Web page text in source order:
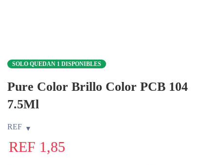
SOLO QUEDAN 1 DISPONIBLES
Pure Color Brillo Color PCB 104
7.5Ml
REF
REF 1,85